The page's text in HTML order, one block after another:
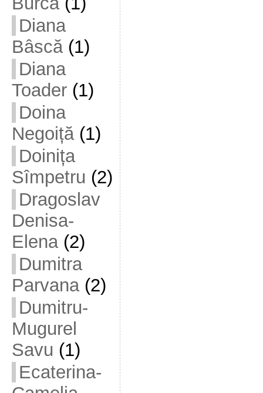
Diana
Bâscă(1)
Diana
Toader(1)
Doina
Negoiță(1)
Doinița
Sîmpetru (2)
Dragoslav
Denisa-
Elena(2)
Dumitra
Parvana(2)
Dumitru-
Mugurel
Savu (1)
Ecaterina-